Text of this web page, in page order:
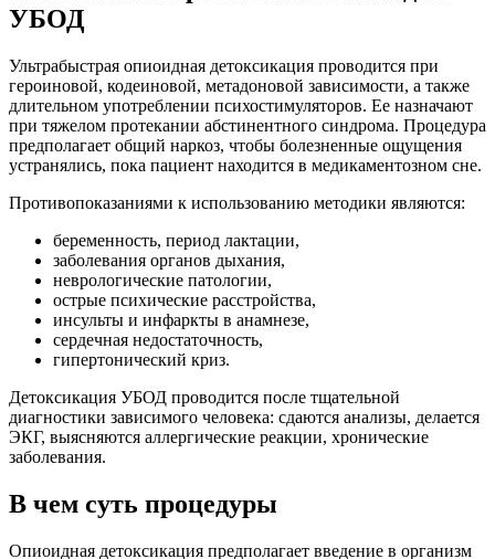
УБОД
Ультрабыстрая опиоидная детоксикация проводится при
героиновой, кодеиновой, метадоновой зависимости, а также
длительном употреблении психостимуляторов. Ее назначают
при тяжелом протекании абстинентного синдрома. Процедура
предполагает общий наркоз, чтобы болезненные ощущения
устранялись, пока пациент находится в медикаментозном сне.
Противопоказаниями к использованию методики являются:
беременность, период лактации,
заболевания органов дыхания,
неврологические патологии,
острые психические расстройства,
инсульты и инфаркты в анамнезе,
сердечная недостаточность,
гипертонический криз.
Детоксикация УБОД проводится после тщательной
диагностики зависимого человека: сдаются анализы, делается
ЭКГ, выясняются аллергические реакции, хронические
заболевания.
В чем суть процедуры
Опиоидная детоксикация предполагает введение в организм